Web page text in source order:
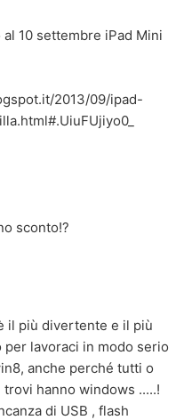
10 settembre iPad Mini
2013/09/ipad-
sconto!?
il più divertente e il più
lavoraci in modo serio
anche perché tutti o
hanno windows .....!
di USB , flash